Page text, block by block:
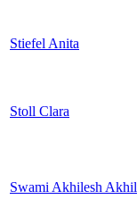
Stiefel Anita
Stoll Clara
Swami Akhilesh Akhil